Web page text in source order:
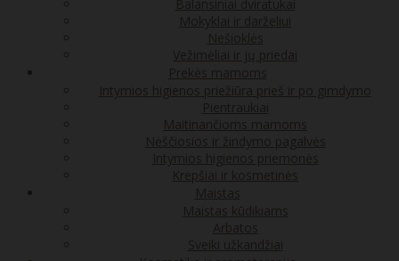
Balansiniai dviratukai
Mokyklai ir darželiui
Nešioklės
Vežimėliai ir jų priedai
Prekės mamoms
Intymios higienos priežiūra prieš ir po gimdymo
Pientraukiai
Maitinančioms mamoms
Nėščiosios ir žindymo pagalvės
Intymios higienos priemonės
Krepšiai ir kosmetinės
Maistas
Maistas kūdikiams
Arbatos
Sveiki užkandžiai